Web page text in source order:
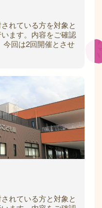
れている方を対象と
ます。内容をご確認
今回は2回開催とさせ
れている方と対象と